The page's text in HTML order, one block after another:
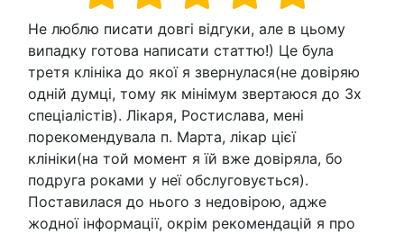
Не люблю писати довгі відгуки, але в цьому
випадку готова написати статтю!) Це була
третя клініка до якої я звернулася(не довіряю
одній думці, тому як мінімум звертаюся до 3х
спеціалістів). Лікаря, Ростислава, мені
порекомендувала п. Марта, лікар цієї
клініки(на той момент я їй вже довіряла, бо
подруга роками у неї обслуговується).
Поставилася до нього з недовірою, адже
жодної інформації, окрім рекомендацій я про